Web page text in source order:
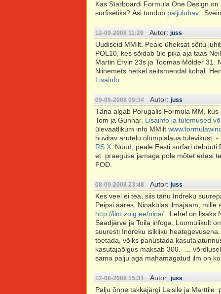
Kas Starboardi Formula One Design
surfisetiks? Asi tundub paljulubav.
12-09-2008 11:29 Autor: juss
Uudiseid MMilt. Peale üheksat sõitu
POL10, kes sõidab üle pika aja taas
Martin Ervin 23s ja Toomas Mölder 31.
Niinemets hetkel seitsmendal kohal.
Lisainfo
09-09-2008 09:34 Autor: juss
Täna algab Porugalis Formula MM,
Tom ja Gunnar. Lisainfo ja tulemused
ülevaatlikum info MMilt
huvitav arutelu olümpialaua tulevikust -
RS:X . Nüüd, peale Eesti surfari
et praeguse jamaga pole mõtet edasi
FOD.
08-09-2008 23:48 Autor: juss
Kes veel ei tea, siis tänu Indreku
Peipsi ääres, Ninakülas ilmajaam, mille
http://ilm.zoig.ee/nina/ . Lehel on lisaks
Saadjärve ja Toila infoga. Loomulikult
suuresti Indreku isikliku
toetada, võiks panustada
kasutajaõigus maksab 300.- ...
sama palju aga mahamagatud ilm
12-08-2008 15:31 Autor: juss
Palju õnne takkajärgi Laisile ja Marttile